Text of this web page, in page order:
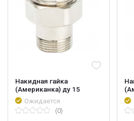
Накидная гайка
(Американка) ду 15
Ожидается
(0)